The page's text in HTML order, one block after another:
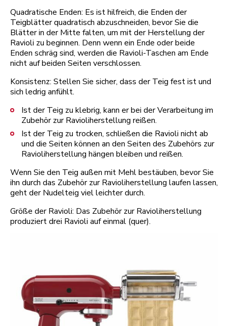
Quadratische Enden: Es ist hilfreich, die Enden der
Teigblätter quadratisch abzuschneiden, bevor Sie die
Blätter in der Mitte falten, um mit der Herstellung der
Ravioli zu beginnen. Denn wenn ein Ende oder beide
Enden schräg sind, werden die Ravioli-Taschen am Ende
nicht auf beiden Seiten verschlossen.
Konsistenz: Stellen Sie sicher, dass der Teig fest ist und
sich ledrig anfühlt.
Ist der Teig zu klebrig, kann er bei der Verarbeitung im
Zubehör zur Ravioliherstellung reißen.
Ist der Teig zu trocken, schließen die Ravioli nicht ab
und die Seiten können an den Seiten des Zubehörs zur
Ravioliherstellung hängen bleiben und reißen.
Wenn Sie den Teig außen mit Mehl bestäuben, bevor Sie
ihn durch das Zubehör zur Ravioliherstellung laufen lassen,
geht der Nudelteig viel leichter durch.
Größe der Ravioli: Das Zubehör zur Ravioliherstellung
produziert drei Ravioli auf einmal (quer).